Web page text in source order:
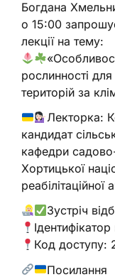
Богдана
о 15:00
лекції на тему:
рослинності
територій за
Лекторка:
кандидат
кафедри
Хортицької
реабілітаційної
Зустріч
Код доступу:
Посилання